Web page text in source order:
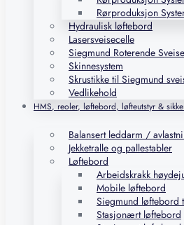
Rørproduksjon
Hydraulisk løftebord
Lasersveisecelle
Siegmund Roterende
Skinnesystem
Skrustikke til Siegmund
Vedlikehold
HMS, reoler, løftebord, løfteutstyr &
Balansert leddarm /
Jekketralle og pallestabler
Løftebord
Arbeidskrakk
Mobile løftebord
Siegmund løftebord
Stasjonært løftebord